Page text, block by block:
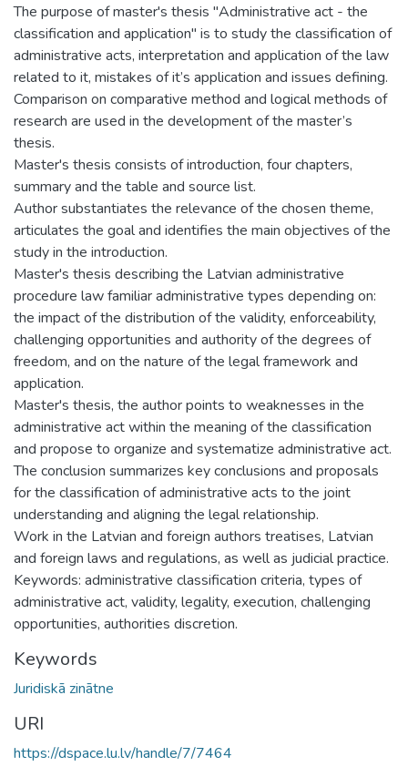
The purpose of master's thesis "Administrative act - the
classification and application" is to study the classification of
administrative acts, interpretation and application of the law
related to it, mistakes of it’s application and issues defining.
Comparison on comparative method and logical methods of
research are used in the development of the master’s
thesis.
Master's thesis consists of introduction, four chapters,
summary and the table and source list.
Author substantiates the relevance of the chosen theme,
articulates the goal and identifies the main objectives of the
study in the introduction.
Master's thesis describing the Latvian administrative
procedure law familiar administrative types depending on:
the impact of the distribution of the validity, enforceability,
challenging opportunities and authority of the degrees of
freedom, and on the nature of the legal framework and
application.
Master's thesis, the author points to weaknesses in the
administrative act within the meaning of the classification
and propose to organize and systematize administrative act.
The conclusion summarizes key conclusions and proposals
for the classification of administrative acts to the joint
understanding and aligning the legal relationship.
Work in the Latvian and foreign authors treatises, Latvian
and foreign laws and regulations, as well as judicial practice.
Keywords: administrative classification criteria, types of
administrative act, validity, legality, execution, challenging
opportunities, authorities discretion.
Keywords
Juridiskā zinātne
URI
https://dspace.lu.lv/handle/7/7464